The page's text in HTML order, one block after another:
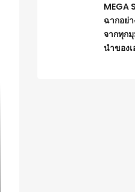
MEGA
ฉากอย่
จากทุก
นำของเ